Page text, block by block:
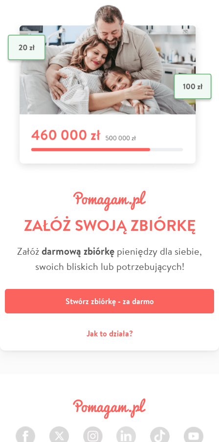
ZAŁÓŻ SWOJĄ ZBIÓRKĘ
Załóżdarmową zbiórkę pieniędzy dla siebie,
swoich bliskich lub potrzebujących!
Stwórz zbiórkę - za darmo
Jak to działa?
Facebook Twitter Instagram LinkedIn TikTok Youtube